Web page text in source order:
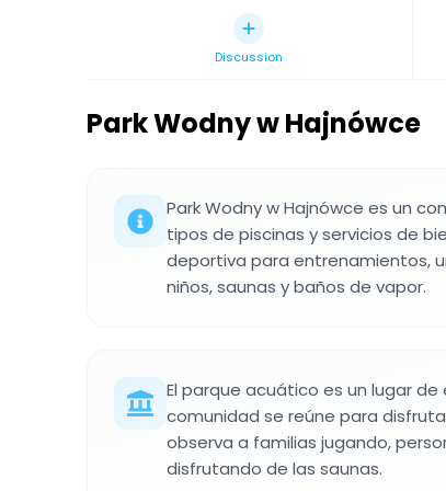
Discussion
Park Wodny w Hajnówce
Park Wodny w Hajnówce es un
tipos de piscinas y servicios de
deportiva para entrenamientos,
niños, saunas y baños de vapor.
El parque acuático es un lugar
comunidad se reúne para
observa a familias jugando,
disfrutando de las saunas.